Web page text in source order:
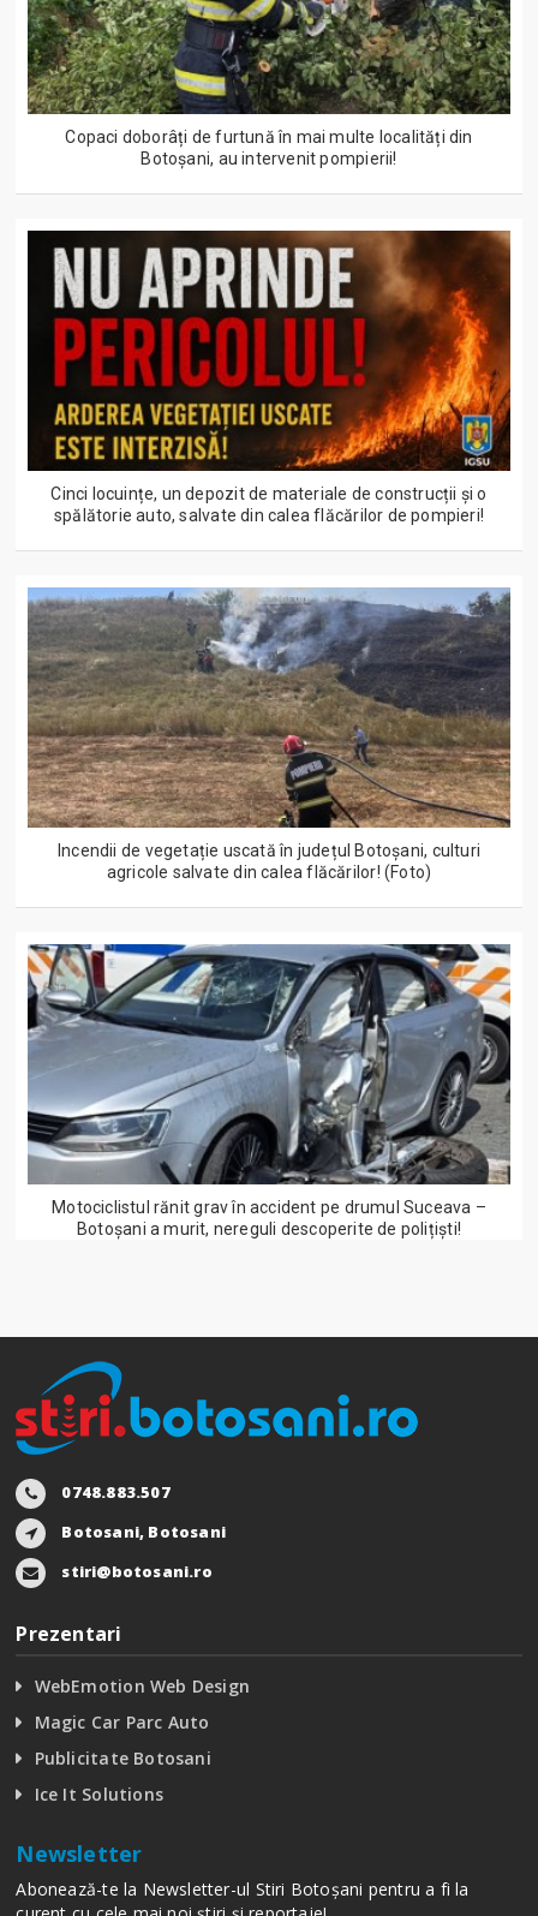
Copaci doborâți de furtună în mai multe localități din
Botoșani, au intervenit pompierii!
Cinci locuințe, un depozit de materiale de construcții și o
spălătorie auto, salvate din calea flăcărilor de pompieri!
Incendii de vegetație uscată în județul Botoșani, culturi
agricole salvate din calea flăcărilor! (Foto)
Motociclistul rănit grav în accident pe drumul Suceava –
Botoșani a murit, nereguli descoperite de polițiști!
0748.883.507
Botosani, Botosani
stiri@botosani.ro
Prezentari
WebEmotion Web Design
Magic Car Parc Auto
Publicitate Botosani
Ice It Solutions
Newsletter
Abonează-te la Newsletter-ul Stiri Botoșani pentru a fi la